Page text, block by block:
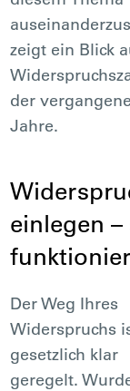
zeigt ein Blick
der
Jahre.
einlegen –
Der Weg Ihres
Widerspruchs
gesetzlich klar
geregelt.